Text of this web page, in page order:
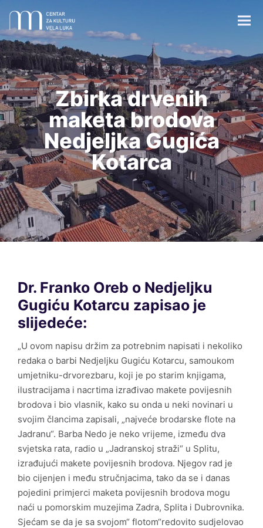
Centar za kulturu Vela Luka
Župna crkva sv. Josipa
Crkvica sv. Vicenza
Vela spila
Međunarodni susreti likovnih umjetnika u Veloj Luci
1968.-1972.
Luka mozaika
Memorijalna muzejska zbirka „Oliver Dragojević“
Međunarodna poklon zbirka crteža, grafike i male
skulpture
Zbirka mozaika
Zbirka moderne i suvremene umjetnosti
Zbirka drvenih
maketa brodova
Nedjeljka Gugića
Kotarca
Dr. Franko Oreb o Nedjeljku
Gugiću Kotarcu zapisao je
slijedeće:
„U ovom napisu držim za potrebnim napisati i nekoliko
redaka o barbi Nedjeljku Gugiću Kotarcu, samoukom
umjetniku-drvorezbaru, koji je po starim knjigama,
ilustracijama i nacrtima izrađivao makete povijesnih
brodova i bio vlasnik, kako su onda u neki novinari u
svojim člancima zapisali, „najveće brodarske flote na
Jadranu“. Barba Nedo je neko vrijeme, između dva
svjetska rata, radio u „Jadranskoj straži“ u Splitu,
izrađujući makete povijesnih brodova. Njegov rad je
bio cijenjen i među stručnjacima, tako da se i danas
pojedini primjerci maketa povijesnih brodova mogu
naći u pomorskim muzejima Zadra, Splita i Dubrovnika.
Sjećam se da je sa svojom“ flotom“redovito sudjelovao